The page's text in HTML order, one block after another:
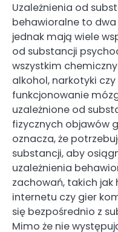
Uzależnienia od
behawioralne to
jednak mają wiele
od substancji
wszystkim
alkohol, narkotyki
funkcjonowanie
uzależnione od
fizycznych objawów
oznacza, że
substancji, aby
uzależnienia
zachowań, takich jak
internetu czy gier
się bezpośrednio z
Mimo że nie